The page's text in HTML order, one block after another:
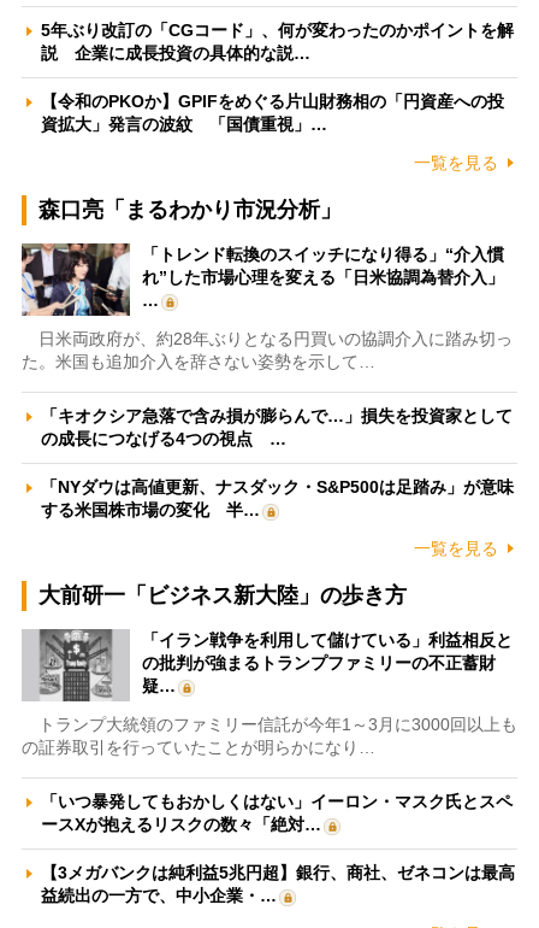
5年ぶり改訂の「CGコード」、何が変わったのかポイントを解
説 企業に成長投資の具体的な説…
【令和のPKOか】GPIFをめぐる片山財務相の「円資産への投
資拡大」発言の波紋 「国債重視」…
一覧を見る
森口亮「まるわかり市況分析」
「トレンド転換のスイッチになり得る」“介入慣
れ”した市場心理を変える「日米協調為替介入」
…
日米両政府が、約28年ぶりとなる円買いの協調介入に踏み切っ
た。米国も追加介入を辞さない姿勢を示して…
「キオクシア急落で含み損が膨らんで…」損失を投資家として
の成長につなげる4つの視点 …
「NYダウは高値更新、ナスダック・S&P500は足踏み」が意味
する米国株市場の変化 半…
一覧を見る
大前研一「ビジネス新大陸」の歩き方
「イラン戦争を利用して儲けている」利益相反と
の批判が強まるトランプファミリーの不正蓄財
疑…
トランプ大統領のファミリー信託が今年1～3月に3000回以上も
の証券取引を行っていたことが明らかになり…
「いつ暴発してもおかしくはない」イーロン・マスク氏とスペ
ースXが抱えるリスクの数々「絶対…
【3メガバンクは純利益5兆円超】銀行、商社、ゼネコンは最高
益続出の一方で、中小企業・…